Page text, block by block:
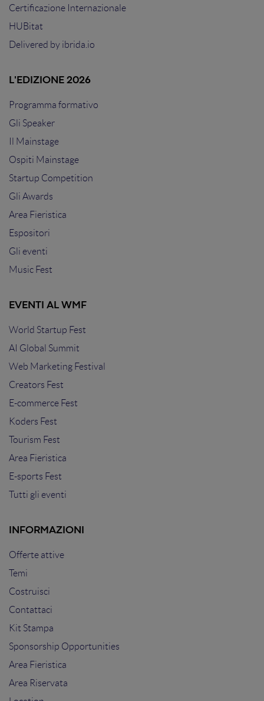
Certificazione Internazionale
HUBitat
Delivered by ibrida.io
L'EDIZIONE 2026
Programma formativo
Gli Speaker
Il Mainstage
Ospiti Mainstage
Startup Competition
Gli Awards
Area Fieristica
Espositori
Gli eventi
Music Fest
EVENTI AL WMF
World Startup Fest
AI Global Summit
Web Marketing Festival
Creators Fest
E-commerce Fest
Koders Fest
Tourism Fest
Area Fieristica
E-sports Fest
Tutti gli eventi
INFORMAZIONI
Offerte attive
Temi
Costruisci
Contattaci
Kit Stampa
Sponsorship Opportunities
Area Fieristica
Area Riservata